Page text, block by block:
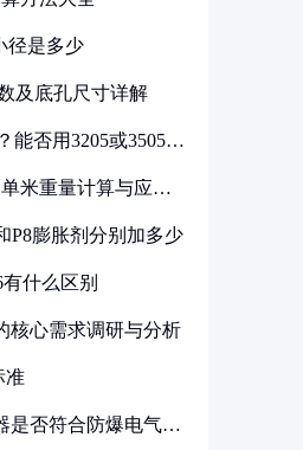
径是多少
及底孔尺寸详解
能否用3205或3505代
米重量计算与应用
P8膨胀剂分别加多少
什么区别
核心需求调研与分析
准
是否符合防爆电气设